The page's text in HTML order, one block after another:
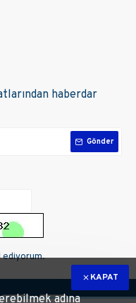
haberdar
Gönder
ediyorum.
KAPAT
adına